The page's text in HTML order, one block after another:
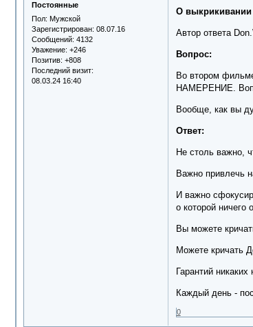
Постоянные
Пол: Мужской
Зарегистрирован: 08.07.16
Сообщений: 4132
Уважение: +246
Позитив: +808
Последний визит:
08.03.24 16:40
О выкрикивании
Автор ответа
Вопрос:
Во втором
НАМЕРЕНИЕ.
Вообще, как вы
Ответ:
Не столь важно,
Важно привлечь
И важно
о которой ничего
Вы можете
Можете кричать
Гарантий
Каждый день -
0